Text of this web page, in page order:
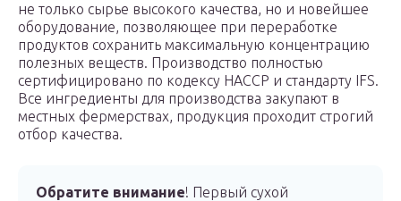
не только сырье высокого качества, но и новейшее
оборудование, позволяющее при переработке
продуктов сохранить максимальную концентрацию
полезных веществ. Производство полностью
сертифицировано по кодексу НАССР и стандарту IFS.
Все ингредиенты для производства закупают в
местных фермерствах, продукция проходит строгий
отбор качества.
Обратите внимание! Первый сухой